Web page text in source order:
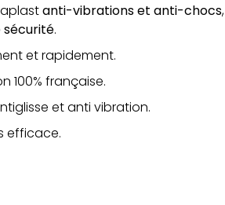
anti-vibrations et anti-chocs,
.
et rapidement.
100% française.
et anti vibration.
efficace.